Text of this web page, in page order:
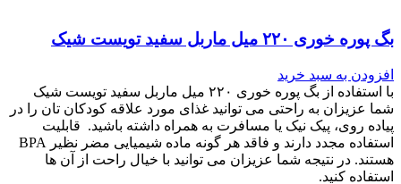
بگ پوره خوری ۲۲۰ میل ماربل سفید تویست شیک
افزودن به سبد خرید
با استفاده از بگ پوره خوری ۲۲۰ میل ماربل سفید تویست شیک
شما عزیزان به راحتی می توانید غذای مورد علاقه کودکان تان را در
پیاده روی، پیک نیک یا مسافرت به همراه داشته باشید. قابلیت
استفاده مجدد دارند و فاقد هر گونه ماده شیمیایی مضر نظیر BPA
هستند. در نتیجه شما عزیزان می توانید با خیال راحت از آن ها
استفاده کنید.